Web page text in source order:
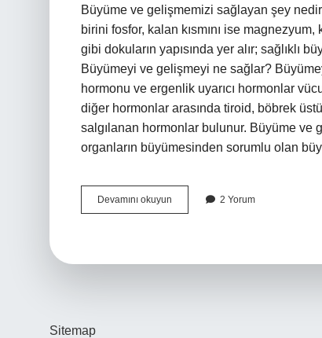
Büyüme ve gelişmemizi sağlayan şey
birini fosfor, kalan kısmını ise
gibi dokuların yapısında yer alır; sağlıklı
Büyümeyi ve gelişmeyi ne sağlar?
hormonu ve ergenlik uyarıcı hormonlar
diğer hormonlar arasında tiroid, böbrek
salgılanan hormonlar bulunur. Büyüme ve
organların büyümesinden sorumlu olan
Devamını okuyun Büyüme
Ve
2 Yorum
Sitemap